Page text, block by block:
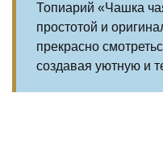
Топиарий «Чашка
простотой и
прекрасно
создавая уютную и